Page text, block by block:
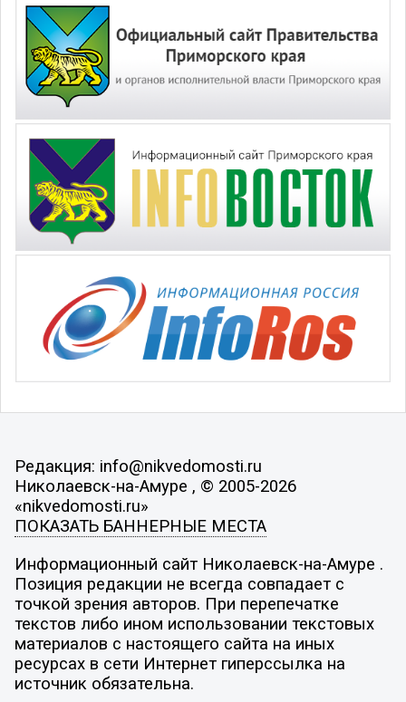
Редакция: info@nikvedomosti.ru
Николаевск-на-Амуре , © 2005-2026
«nikvedomosti.ru»
ПОКАЗАТЬ БАННЕРНЫЕ МЕСТА
Информационный сайт Николаевск-на-Амуре .
Позиция редакции не всегда совпадает с
точкой зрения авторов. При перепечатке
текстов либо ином использовании текстовых
материалов с настоящего сайта на иных
ресурсах в сети Интернет гиперссылка на
источник обязательна.